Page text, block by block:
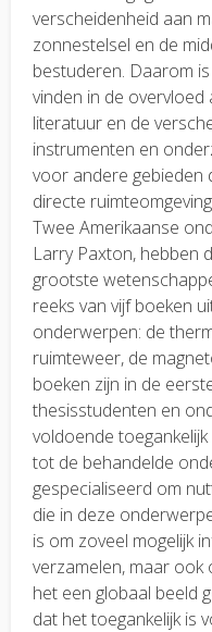
verscheidenheid aan
zonnestelsel en de
bestuderen. Daarom
vinden in de
literatuur en de
instrumenten en
voor andere gebieden
directe
Twee Amerikaanse
Larry Paxton, hebben
grootste
reeks van vijf boeken
onderwerpen: de
ruimteweer, de
boeken zijn in de
thesisstudenten en
voldoende
tot de behandelde
gespecialiseerd om
die in deze
is om zoveel mogelijk
verzamelen, maar
het een globaal beeld
dat het toegankelijk is